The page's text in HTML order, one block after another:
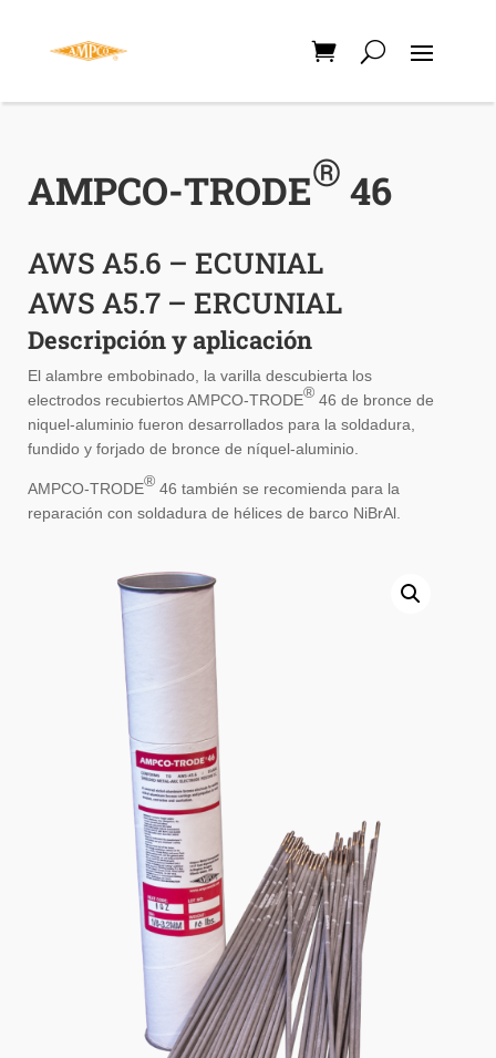
AMPCO-TRODE® 46
AWS A5.6 – ECUNIAL
AWS A5.7 – ERCUNIAL
Descripción y aplicación
El alambre embobinado, la varilla descubierta los
electrodos recubiertos AMPCO-TRODE®46 de bronce de
niquel-aluminio fueron desarrollados para la soldadura,
fundido y forjado de bronce de níquel-aluminio.
AMPCO-TRODE®46 también se recomienda para la
reparación con soldadura de hélices de barco NiBrAl.